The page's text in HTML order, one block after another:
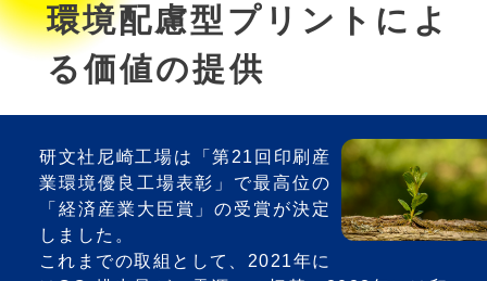
環境配慮型プリントによ
る価値の提供
研文社尼崎工場は「第21回印刷産
業環境優良工場表彰」で最高位の
「経済産業大臣賞」の受賞が決定
しました。
これまでの取組として、2021年に